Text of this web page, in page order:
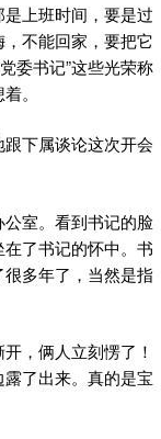
上班时间，要是过
不能回家，要把它
委书记”这些光荣称
。
下属谈论这次开会
室。看到书记的脸
了书记的怀中。书
多年了，当然是指
，俩人立刻愣了！
露了出来。真的是宝